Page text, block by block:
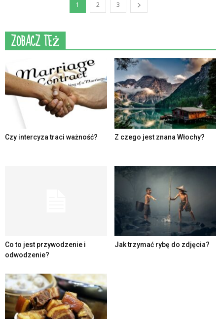
1 2 3
ZOBACZ TEŻ
Czy intercyza traci ważność? Z czego jest znana Włochy?
Co to jest przywodzenie i
odwodzenie?
Jak trzymać rybę do zdjęcia?